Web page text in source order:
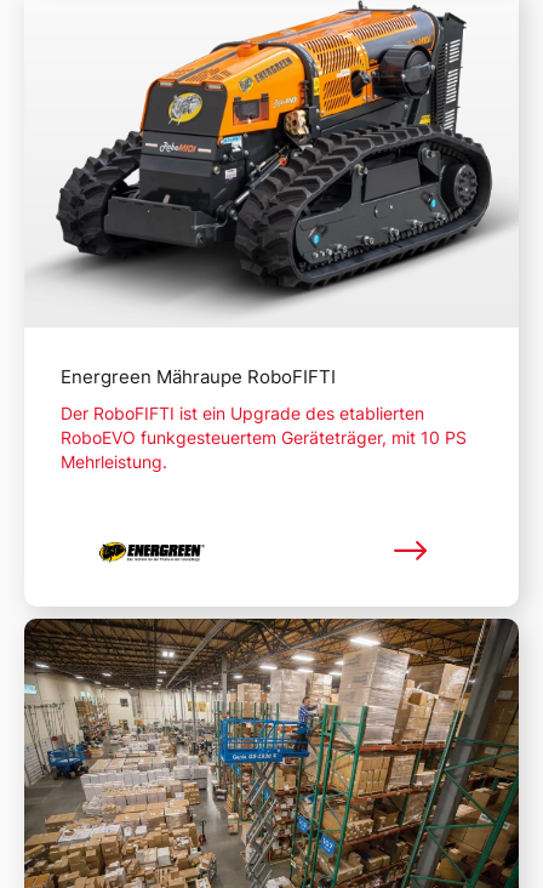
Energreen Mähraupe RoboFIFTI
Der RoboFIFTI ist ein Upgrade des etablierten
RoboEVO funkgesteuertem Geräteträger, mit 10 PS
Mehrleistung.
Mehr lesen